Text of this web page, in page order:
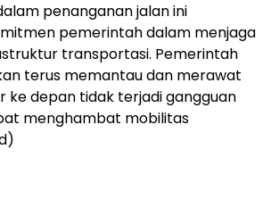
penanganan jalan ini
pemerintah dalam menjaga
transportasi. Pemerintah
terus memantau dan merawat
ke depan tidak terjadi gangguan
menghambat mobilitas